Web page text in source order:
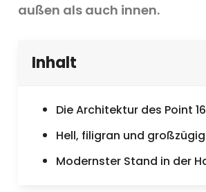
außen als auch innen.
Inhalt
Die Architektur des Point
Hell, filigran und großzügig
Modernster Stand in der